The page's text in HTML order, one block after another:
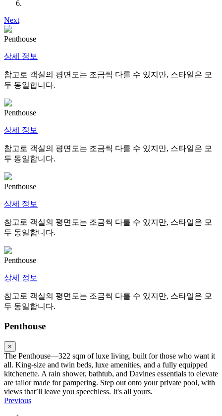
Next
Penthouse
상세 정보
참고로 객실의 평면도는 조금씩 다를 수 있지만, 스타일은 모
두 동일합니다.
Penthouse
상세 정보
참고로 객실의 평면도는 조금씩 다를 수 있지만, 스타일은 모
두 동일합니다.
Penthouse
상세 정보
참고로 객실의 평면도는 조금씩 다를 수 있지만, 스타일은 모
두 동일합니다.
Penthouse
상세 정보
참고로 객실의 평면도는 조금씩 다를 수 있지만, 스타일은 모
두 동일합니다.
Penthouse
×
The Penthouse—322 sqm of luxe living, built for those who want it
all. King-size and twin beds, luxe amenities, and a fully equipped
kitchenette. A rain shower, bathtub, and Davines essentials to elevate
are tailor made for pampering. Step out onto your private pool, with
views that’ll leave you speechless. It's all yours.
Previous